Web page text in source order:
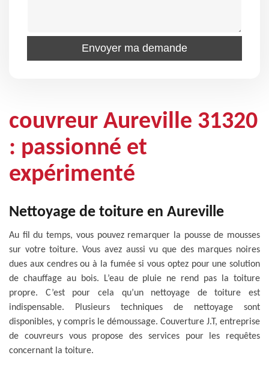
couvreur Aureville 31320
: passionné et
expérimenté
Nettoyage de toiture en Aureville
Au fil du temps, vous pouvez remarquer la pousse de mousses
sur votre toiture. Vous avez aussi vu que des marques noires
dues aux cendres ou à la fumée si vous optez pour une solution
de chauffage au bois. L’eau de pluie ne rend pas la toiture
propre. C’est pour cela qu’un nettoyage de toiture est
indispensable. Plusieurs techniques de nettoyage sont
disponibles, y compris le démoussage. Couverture J.T, entreprise
de couvreurs vous propose des services pour les requêtes
concernant la toiture.